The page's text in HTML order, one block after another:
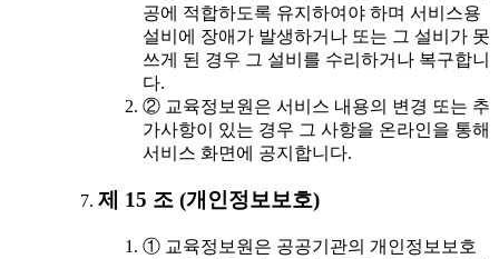
공에 적합하도록 유지하여야 하며 서비스용
설비에 장애가 발생하거나 또는 그 설비가 못
쓰게 된 경우 그 설비를 수리하거나 복구합니
다.
② 교육정보원은 서비스 내용의 변경 또는 추
가사항이 있는 경우 그 사항을 온라인을 통해
서비스 화면에 공지합니다.
제 15 조 (개인정보보호)
① 교육정보원은 공공기관의 개인정보보호